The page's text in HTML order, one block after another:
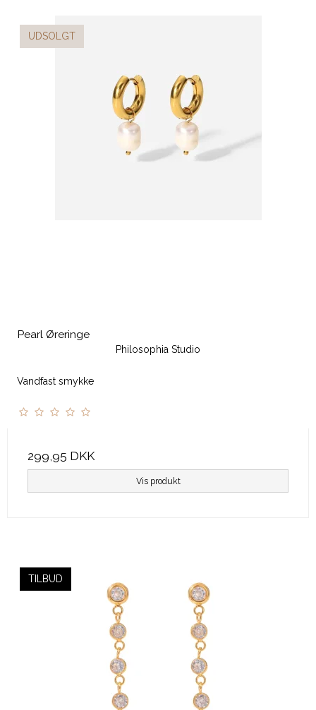
UDSOLGT
Pearl Øreringe
Philosophia Studio
Vandfast smykke
299,95 DKK
Vis produkt
TILBUD